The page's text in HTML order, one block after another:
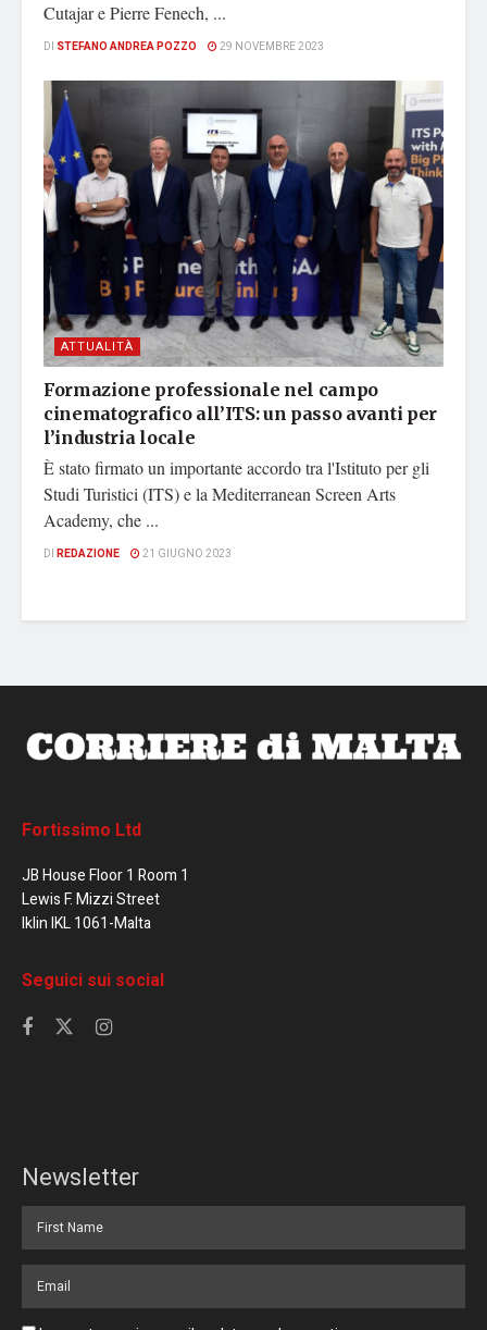
Cutajar e Pierre Fenech, ...
DI STEFANO ANDREA POZZO 29 NOVEMBRE 2023
ATTUALITÀ
Formazione professionale nel campo
cinematografico all’ITS: un passo avanti per
l’industria locale
È stato firmato un importante accordo tra l'Istituto per gli
Studi Turistici (ITS) e la Mediterranean Screen Arts
Academy, che ...
DI REDAZIONE 21 GIUGNO 2023
Fortissimo Ltd
JB House Floor 1 Room 1
Lewis F. Mizzi Street
Iklin IKL 1061-Malta
Seguici sui social
Newsletter